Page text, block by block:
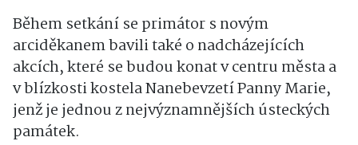
Během setkání se primátor s novým
arciděkanem bavili také o nadcházejících
akcích, které se budou konat v centru města a
v blízkosti kostela Nanebevzetí Panny Marie,
jenž je jednou z nejvýznamnějších ústeckých
památek.